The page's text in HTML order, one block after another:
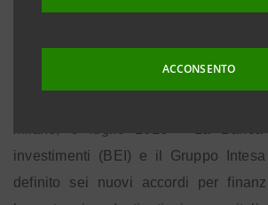
ACCONSENTO
Milano (65 milioni di euro)
• Ambiente (60 milioni di euro)
investimenti (BEI) e il Gruppo
definito sei nuovi accordi per